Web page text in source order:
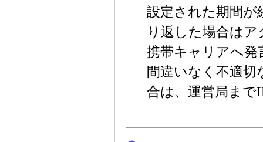
設定された期間が
り返した場合は
携帯キャリアへ発
間違いなく不適
合は、運営局まで